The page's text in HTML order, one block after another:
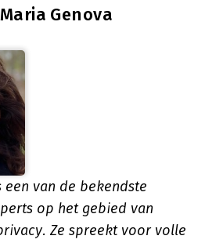
Genova
een van de bekendste
op het gebied van
Ze spreekt voor volle